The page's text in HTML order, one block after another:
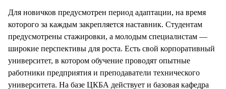
Для новичков предусмотрен период адаптации, на время
которого за каждым закрепляется наставник. Студентам
предусмотрены стажировки, а молодым специалистам —
широкие перспективы для роста. Есть свой корпоративный
университет, в котором обучение проводят опытные
работники предприятия и преподаватели технического
университета. На базе ЦКБА действует и базовая кафедра